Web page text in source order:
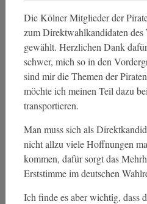
Die Kölner Mitglieder der
zum Direktwahlkandidaten
gewählt. Herzlichen Dank
schwer, mich so in den
sind mir die Themen der
möchte ich meinen Teil dazu
transportieren.
Man muss sich als
nicht allzu viele Hoffnungen
kommen, dafür sorgt das
Erststimme im deutschen
Ich finde es aber wichtig, dass